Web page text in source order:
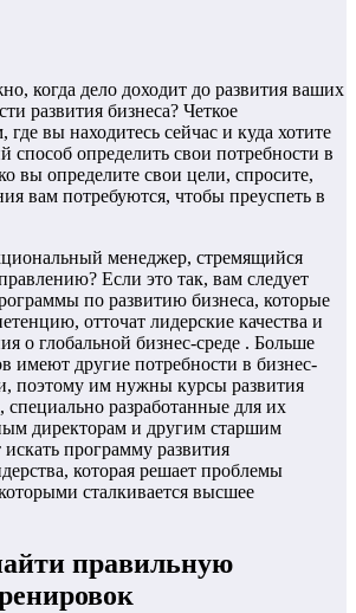
когда дело доходит до развития ваших
развития бизнеса? Четкое
где вы находитесь сейчас и куда хотите
способ определить свои потребности в
вы определите свои цели, спросите,
вам потребуются, чтобы преуспеть в
менеджер, стремящийся
Если это так, вам следует
по развитию бизнеса, которые
отточат лидерские качества и
о глобальной бизнес-среде . Больше
имеют другие потребности в бизнес-
поэтому им нужны курсы развития
специально разработанные для их
директорам и другим старшим
программу развития
которая решает проблемы
сталкивается высшее
правильную